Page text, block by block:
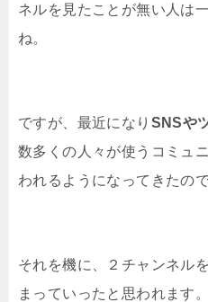
ネルを見たことが無い人は
ね。
ですが、最近になり SNSや
数多くの人々が使うコミュ
われるようになってきたので
それを機に、２チャンネル
まっていったと思われます。